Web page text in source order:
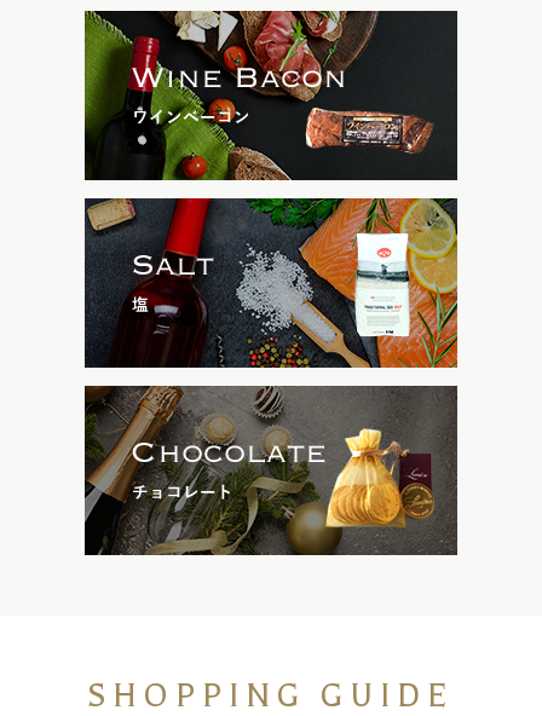
SHOPPING GUIDE